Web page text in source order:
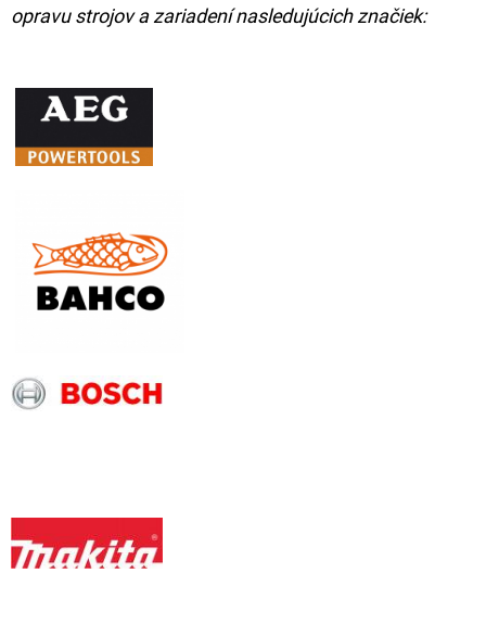
opravu strojov a zariadení nasledujúcich značiek: